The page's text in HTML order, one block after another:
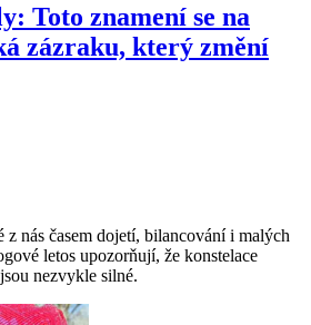
Toto znamení se na
zázraku, který změní
nás časem dojetí, bilancování i malých
letos upozorňují, že konstelace
nezvykle silné.